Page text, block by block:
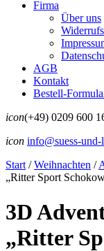
Firma
Über uns
AGB
Kontakt
Bestell-
icon(+49) 0209 600
icon info@suess-und-
Start / Weihnachten /
„Ritter Sport
3D
„Ritter